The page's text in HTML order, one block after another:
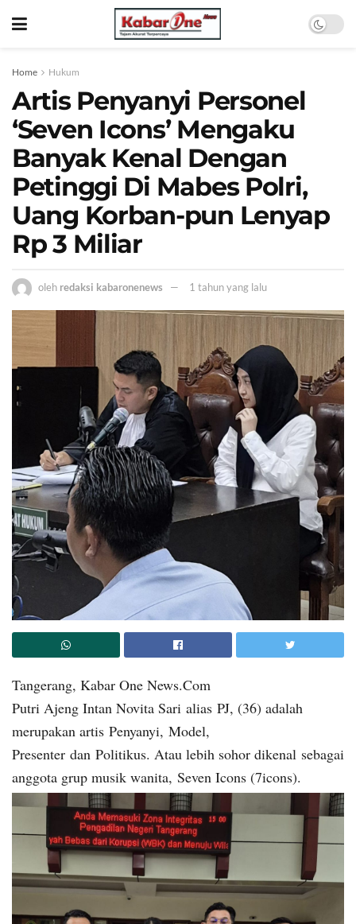
Home Hukum
Artis Penyanyi Personel
‘Seven Icons’ Mengaku
Banyak Kenal Dengan
Petinggi Di Mabes Polri,
Uang Korban-pun Lenyap
Rp 3 Miliar
oleh redaksi kabaronenews 1 tahun yang lalu
Tangerang, Kabar One News.Com
Putri Ajeng Intan Novita Sari alias PJ, (36) adalah
merupakan artis Penyanyi, Model,
Presenter dan Politikus. Atau lebih sohor dikenal sebagai
anggota grup musik wanita, Seven Icons (7icons).